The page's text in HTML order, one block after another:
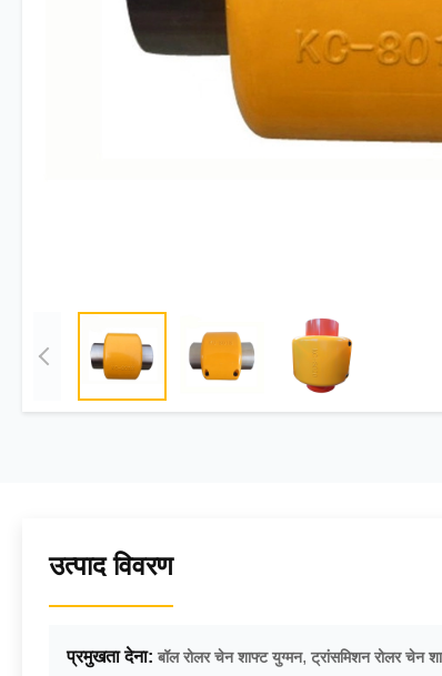
उत्पाद विवरण
प्रमुखता देना: बॉल रोलर चेन शाफ्ट युग्मन, ट्रांसमिशन रोलर चेन